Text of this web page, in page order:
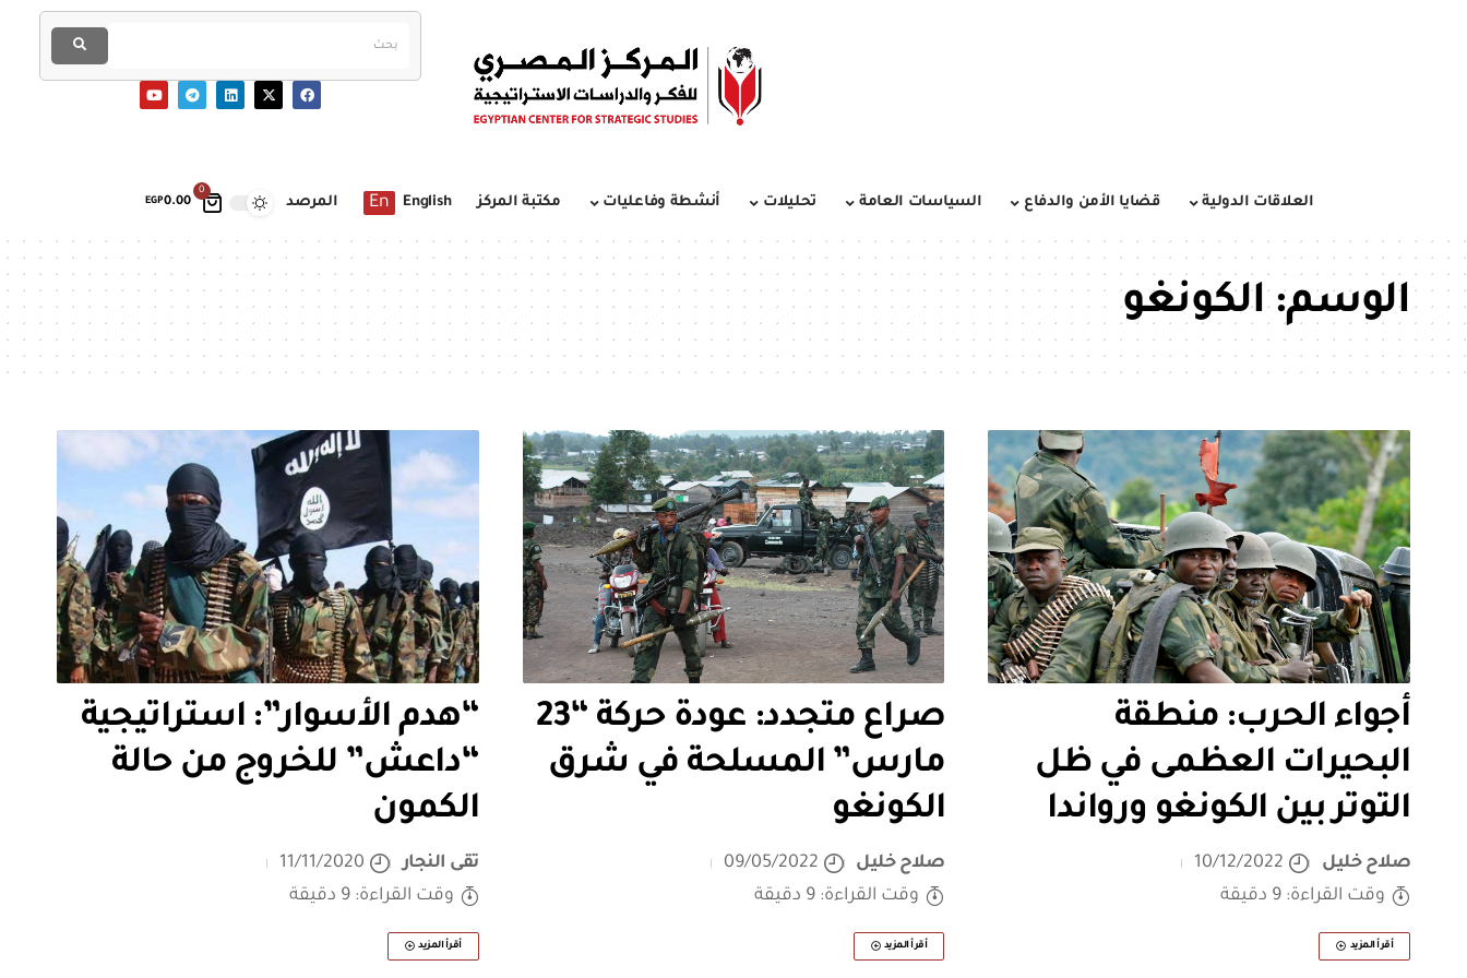
0
EGP0.00 العلاقات الدولية قضايا الأمن والدفاع السياسات العامة تحليلات أنشطة وفاعليات مكتبة المركز English
En المرصد
الوسم:الكونغو
أجواء الحرب: منطقة
البحيرات العظمى في ظل
التوتر بين الكونغو ورواندا
صلاح خليل
10/12/2022
وقت القراءة: 9 دقيقة
أقرأ المزيد
صراع متجدد: عودة حركة “23
مارس” المسلحة في شرق
الكونغو
صلاح خليل
09/05/2022
وقت القراءة: 9 دقيقة
أقرأ المزيد
“هدم الأسوار”: استراتيجية
“داعش” للخروج من حالة
الكمون
تقى النجار
11/11/2020
وقت القراءة: 9 دقيقة
أقرأ المزيد